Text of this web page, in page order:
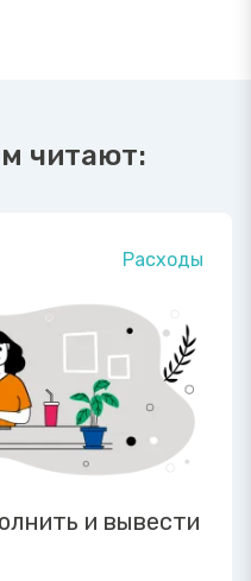
читают:
Расходы
и вывести